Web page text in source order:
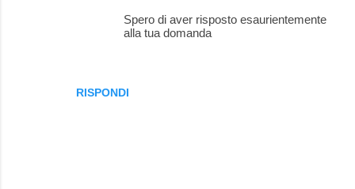
RISPONDI
Spero di aver risposto esaurientemente
alla tua domanda